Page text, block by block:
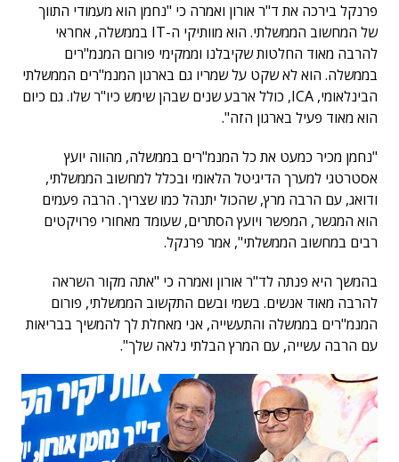
פרנקל בירכה את ד"ר אורון ואמרה כי "נחמן הוא מעמודי התווך
של המחשוב הממשלתי. הוא מוותיקי ה-IT בממשלה, אחראי
להרבה מאוד החלטות שקיבלנו וממקימי פורום המנמ"רים
בממשלה. הוא לא שקט על שמריו גם בארגון המנמ"רים הממשלתי
הבינלאומי, ICA, כולל ארבע שנים שבהן שימש כיו"ר שלו. גם כיום
הוא מאוד פעיל בארגון הזה".
"נחמן מכיר כמעט את כל המנמ"רים בממשלה, מהווה יועץ
אסטרטגי למערך הדיגיטל הלאומי ובכלל למחשוב הממשלתי,
ודואג, עם הרבה מרץ, שהכול יתנהל כמו שצריך. הרבה פעמים
הוא המגשר, המפשר ויועץ הסתרים, שעומד מאחורי פרויקטים
רבים במחשוב הממשלתי", אמר פרנקל.
בהמשך היא פנתה לד"ר אורון ואמרה כי "אתה מקור השראה
להרבה מאוד אנשים. בשמי ובשם התקשוב הממשלתי, פורום
המנמ"רים בממשלה והתעשייה, אני מאחלת לך להמשיך בבריאות
עם הרבה עשייה, עם המרץ הבלתי נלאה שלך".